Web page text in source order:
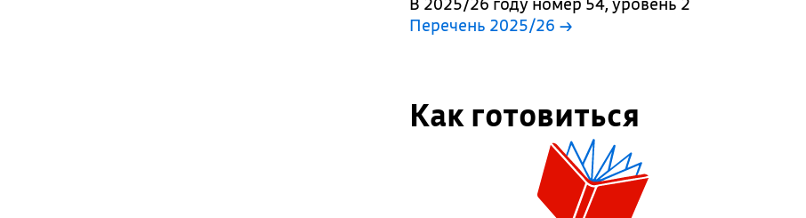
Перечень 2025/26 →
Как готовиться